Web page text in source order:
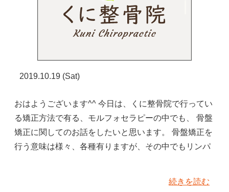
2019.10.19 (Sat)
おはようございます^^ 今日は、くに整骨院で行ってい
る矯正方法で有る、モルフォセラピーの中でも、 骨盤
矯正に関してのお話をしたいと思います。 骨盤矯正を
行う意味は様々、各種有りますが、その中でもリンパ
続きを読む